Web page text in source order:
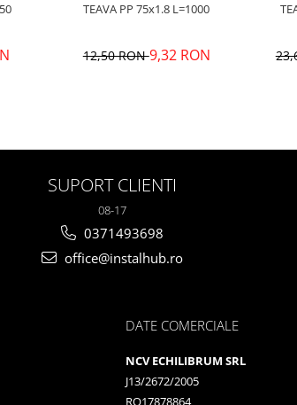
L= 750 TEAVA PP 75x1.8 L=1000
12,50 RON9,32 RON
SUPORT CLIENTI
08-17
0371493698
office@instalhub.ro
DATE COMERCIALE
NCV ECHILIBRUM SRL
J13/2672/2005
RO17878864